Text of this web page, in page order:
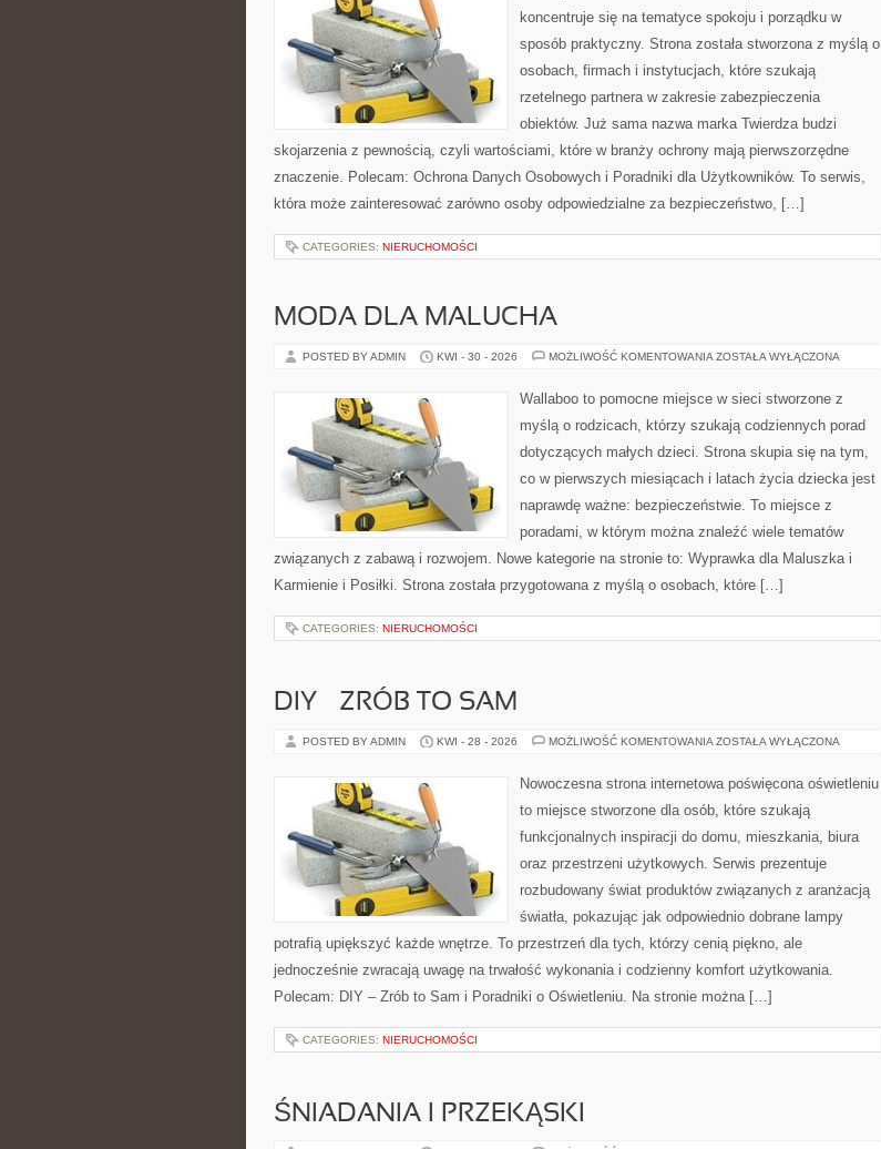
koncentruje się na tematyce spokoju i porządku w
sposób praktyczny. Strona została stworzona z myślą o
osobach, firmach i instytucjach, które szukają
rzetelnego partnera w zakresie zabezpieczenia
obiektów. Już sama nazwa marka Twierdza budzi
skojarzenia z pewnością, czyli wartościami, które w branży ochrony mają pierwszorzędne
znaczenie. Polecam: Ochrona Danych Osobowych i Poradniki dla Użytkowników. To serwis,
która może zainteresować zarówno osoby odpowiedzialne za bezpieczeństwo, […]
CATEGORIES: NIERUCHOMOŚCI
MODA DLA MALUCHA
POSTED BY ADMIN KWI - 30 - 2026 MOŻLIWOŚĆ KOMENTOWANIA MODA
ZOSTAŁA WYŁĄCZONA
Wallaboo to pomocne miejsce w sieci stworzone z
myślą o rodzicach, którzy szukają codziennych porad
dotyczących małych dzieci. Strona skupia się na tym,
co w pierwszych miesiącach i latach życia dziecka jest
naprawdę ważne: bezpieczeństwie. To miejsce z
poradami, w którym można znaleźć wiele tematów
związanych z zabawą i rozwojem. Nowe kategorie na stronie to: Wyprawka dla Maluszka i
Karmienie i Posiłki. Strona została przygotowana z myślą o osobach, które […]
CATEGORIES: NIERUCHOMOŚCI
DIY – ZRÓB TO SAM
POSTED BY ADMIN KWI - 28 - 2026 MOŻLIWOŚĆ KOMENTOWANIA DIY
SAM
ZOSTAŁA WYŁĄCZONA
Nowoczesna strona internetowa poświęcona oświetleniu
to miejsce stworzone dla osób, które szukają
funkcjonalnych inspiracji do domu, mieszkania, biura
oraz przestrzeni użytkowych. Serwis prezentuje
rozbudowany świat produktów związanych z aranżacją
światła, pokazując jak odpowiednio dobrane lampy
potrafią upiększyć każde wnętrze. To przestrzeń dla tych, którzy cenią piękno, ale
jednocześnie zwracają uwagę na trwałość wykonania i codzienny komfort użytkowania.
Polecam: DIY – Zrób to Sam i Poradniki o Oświetleniu. Na stronie można […]
CATEGORIES: NIERUCHOMOŚCI
ŚNIADANIA I PRZEKĄSKI